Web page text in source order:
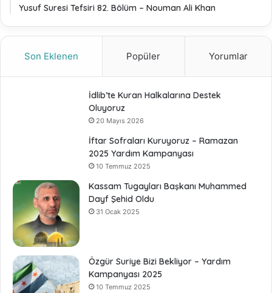
Yusuf Suresi Tefsiri 82. Bölüm – Nouman Ali Khan
Son Eklenen Popüler Yorumlar
İdlib’te Kuran Halkalarına Destek
Oluyoruz
20 Mayıs 2026
İftar Sofraları Kuruyoruz – Ramazan
2025 Yardım Kampanyası
10 Temmuz 2025
Kassam Tugayları Başkanı Muhammed
Dayf Şehid Oldu
31 Ocak 2025
Özgür Suriye Bizi Bekliyor – Yardım
Kampanyası 2025
10 Temmuz 2025